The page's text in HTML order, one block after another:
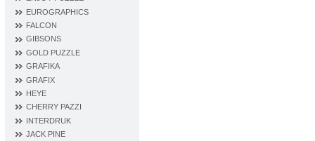
EUROGRAPHICS
FALCON
GIBSONS
GOLD PUZZLE
GRAFIKA
GRAFIX
HEYE
CHERRY PAZZI
INTERDRUK
JACK PINE